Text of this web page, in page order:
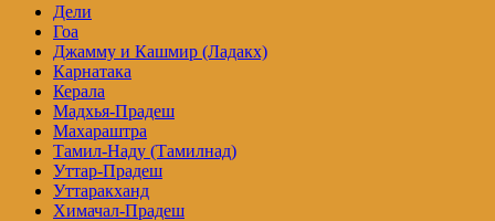
Дели
Гоа
Джамму и Кашмир (Ладакх)
Карнатака
Керала
Мадхья-Прадеш
Махараштра
Тамил-Наду (Тамилнад)
Уттар-Прадеш
Уттаракханд
Химачал-Прадеш